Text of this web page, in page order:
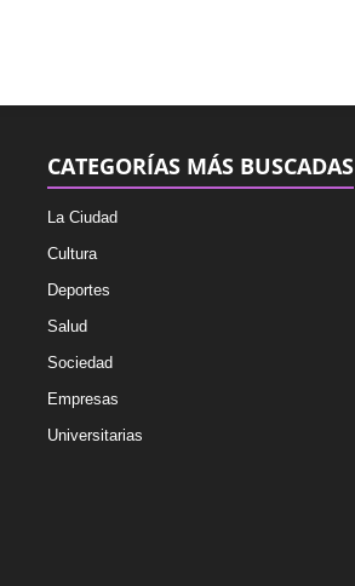
CATEGORÍAS MÁS BUSCADAS
La Ciudad
Cultura
Deportes
Salud
Sociedad
Empresas
Universitarias